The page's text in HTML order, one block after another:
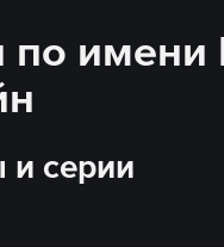
по имени
и серии